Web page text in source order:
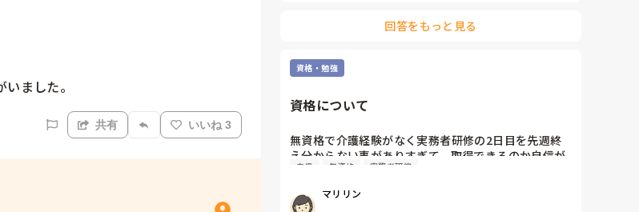
ました。
共有 いいね 3
それでも考え方が変わらない、むしろ私が異端児扱い
になるのであれば速攻転職します。
職員の身を守るためでもありますが、何よりもご利用
者様を傷つけない為です。
今回はありがとうございました。
回答をもっと見る
資格・勉強
資格について
無資格で介護経験がなく実務者研修の2日目を先週終
え分からない事がありすぎて、取得できるのか自信が
なく同じ境遇で経験されている方がいらっしゃいまし
自信 無資格 実務者研修
マリリン